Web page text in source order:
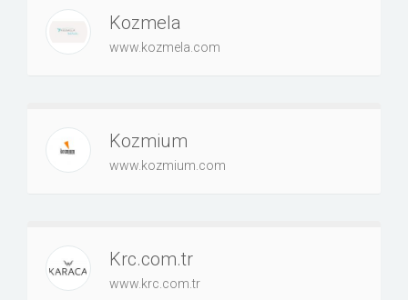
Kozmela
www.kozmela.com
Kozmium
www.kozmium.com
Krc.com.tr
www.krc.com.tr